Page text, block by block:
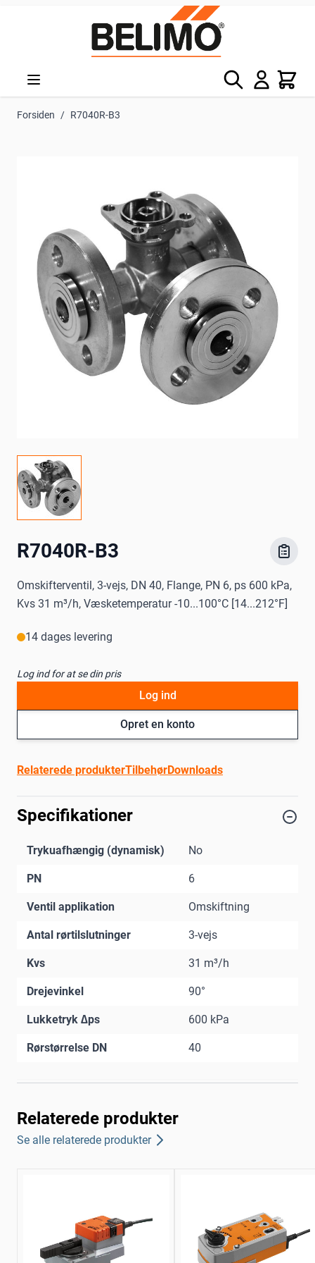
Søg Kurv
Forsiden / R7040R-B3
R7040R-B3
Omskifterventil, 3-vejs, DN 40, Flange, PN 6, ps 600 kPa,
Kvs 31 m³/h, Væsketemperatur -10...100°C [14...212°F]
14 dages levering
Log ind for at se din pris
Opret en konto
Log ind
Relaterede produkterTilbehørDownloads
Specifikationer
Trykuafhængig (dynamisk) No
PN 6
Ventil applikation Omskiftning
Antal rørtilslutninger 3-vejs
Kvs 31 m³/h
Drejevinkel 90°
Lukketryk ∆ps 600 kPa
Rørstørrelse DN 40
Relaterede produkter
Se alle relaterede produkter